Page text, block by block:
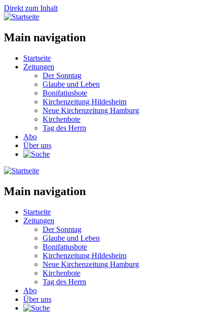
Direkt zum Inhalt
Main navigation
Startseite
Zeitungen
Der Sonntag
Glaube und Leben
Bonifatiusbote
Kirchenzeitung Hildesheim
Neue Kirchenzeitung Hamburg
Kirchenbote
Tag des Herrn
Abo
Über uns
Main navigation
Startseite
Zeitungen
Der Sonntag
Glaube und Leben
Bonifatiusbote
Kirchenzeitung Hildesheim
Neue Kirchenzeitung Hamburg
Kirchenbote
Tag des Herrn
Abo
Über uns